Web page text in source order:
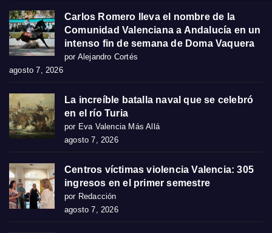
Carlos Romero lleva el nombre de la
Comunidad Valenciana a Andalucía en un
intenso fin de semana de Doma Vaquera
por Alejandro Cortés
agosto 7, 2026
La increíble batalla naval que se celebró
en el río Turia
por Eva Valencia Más Allá
agosto 7, 2026
Centros víctimas violencia Valencia: 305
ingresos en el primer semestre
por Redacción
agosto 7, 2026